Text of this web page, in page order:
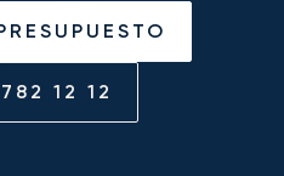
12 12